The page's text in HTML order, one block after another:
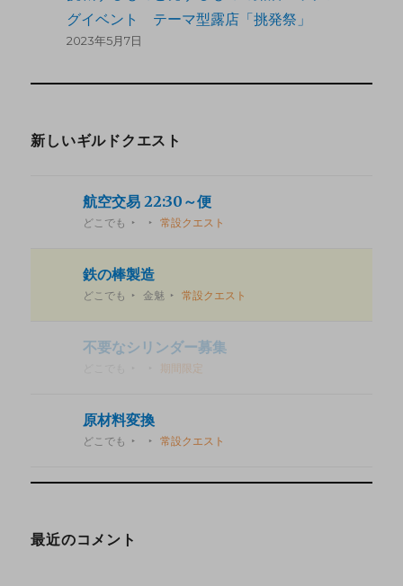
グイベント テーマ型露店「挑発祭」
2023年5月7日
新しいギルドクエスト
航空交易 22:30～便
どこでも 常設クエスト
鉄の棒製造
どこでも 金魅 常設クエスト
不要なシリンダー募集
期間限定
原材料変換
どこでも 常設クエスト
最近のコメント